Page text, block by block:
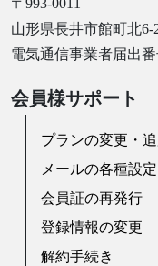
〒993-0011
山形県長井市館町北
電気通信事業者届出番
会員様サポート
プランの変更・
メールの各種設定
会員証の再発行
登録情報の変更
解約手続き